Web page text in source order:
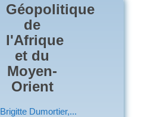
Géopolitique
de
l'Afrique
et du
Moyen-
Orient
Brigitte Dumortier,...